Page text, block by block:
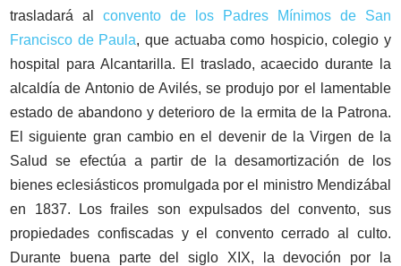
trasladará alconvento de los Padres Mínimos de San
Francisco de Paula, que actuaba como hospicio, colegio y
hospital para Alcantarilla. El traslado, acaecido durante la
alcaldía de Antonio de Avilés, se produjo por el lamentable
estado de abandono y deterioro de la ermita de la Patrona.
El siguiente gran cambio en el devenir de la Virgen de la
Salud se efectúa a partir de la desamortización de los
bienes eclesiásticos promulgada por el ministro Mendizábal
en 1837. Los frailes son expulsados del convento, sus
propiedades confiscadas y el convento cerrado al culto.
Durante buena parte del siglo XIX, la devoción por la